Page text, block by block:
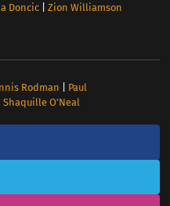
Doncic| Zion Williamson
Rodman
Paul
Shaquille O’Neal